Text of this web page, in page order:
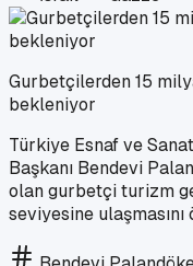
Gurbetçilerden 15
bekleniyor
Türkiye Esnaf ve
Başkanı Bendevi
olan gurbetçi turizm
seviyesine